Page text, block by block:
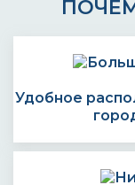
Удобное